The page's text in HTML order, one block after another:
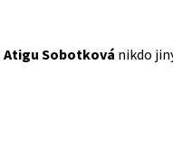
Atigu Sobotková nikdo